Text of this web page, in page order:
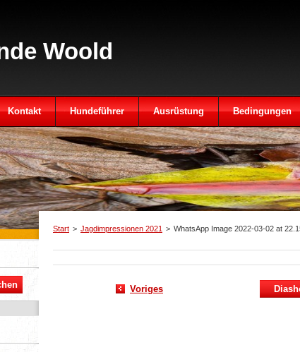
Woold
Start > Jagdimpressionen 2021 > WhatsApp Image 2022-03-02 at
Voriges
Kontakt Hundeführer Ausrüstung Bedingungen